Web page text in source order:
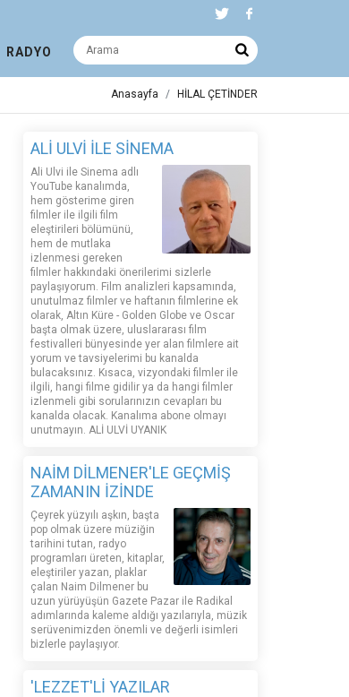
RADYO
Anasayfa HİLAL ÇETİNDER
ALİ ULVİ İLE SİNEMA
Ali Ulvi ile Sinema adlı
YouTube kanalımda,
hem gösterime giren
filmler ile ilgili film
eleştirileri bölümünü,
hem de mutlaka
izlenmesi gereken
filmler hakkındaki önerilerimi sizlerle
paylaşıyorum. Film analizleri kapsamında,
unutulmaz filmler ve haftanın filmlerine ek
olarak, Altın Küre - Golden Globe ve Oscar
başta olmak üzere, uluslararası film
festivalleri bünyesinde yer alan filmlere ait
yorum ve tavsiyelerimi bu kanalda
bulacaksınız. Kısaca, vizyondaki filmler ile
ilgili, hangi filme gidilir ya da hangi filmler
izlenmeli gibi sorularınızın cevapları bu
kanalda olacak. Kanalıma abone olmayı
unutmayın. ALİ ULVİ UYANIK
NAİM DİLMENER'LE GEÇMİŞ
ZAMANIN İZİNDE
Çeyrek yüzyılı aşkın, başta
pop olmak üzere müziğin
tarihini tutan, radyo
programları üreten, kitaplar,
eleştiriler yazan, plaklar
çalan Naim Dilmener bu
uzun yürüyüşün Gazete Pazar ile Radikal
adımlarında kaleme aldığı yazılarıyla, müzik
serüvenimizden önemli ve değerli isimleri
bizlerle paylaşıyor.
'LEZZET'Lİ YAZILAR